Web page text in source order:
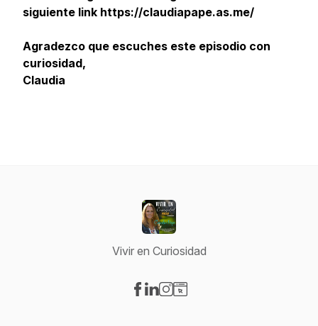
siguiente link https://claudiapape.as.me/
Agradezco que escuches este episodio con
curiosidad,
Claudia
Vivir en Curiosidad